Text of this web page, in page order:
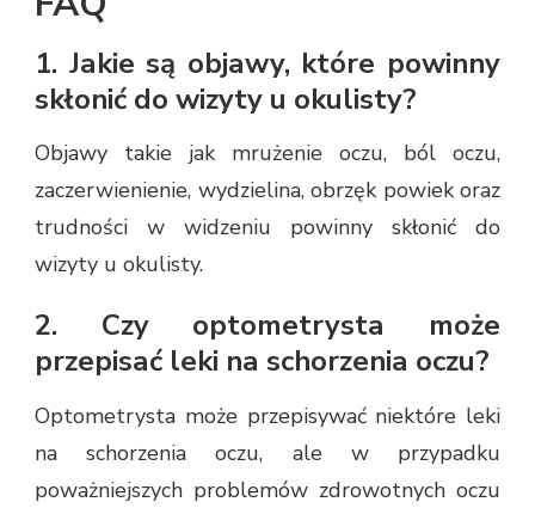
1. Jakie są objawy, które powinny
skłonić do wizyty u okulisty?
Objawy takie jak mrużenie oczu, ból oczu,
zaczerwienienie, wydzielina, obrzęk powiek oraz
trudności w widzeniu powinny skłonić do
wizyty u okulisty.
2. Czy optometrysta może
przepisać leki na schorzenia oczu?
Optometrysta może przepisywać niektóre leki
na schorzenia oczu, ale w przypadku
poważniejszych problemów zdrowotnych oczu